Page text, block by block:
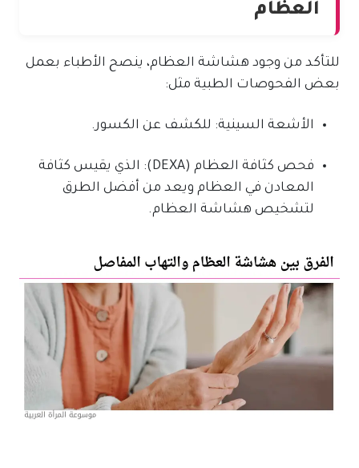
العظام
للتأكد من وجود هشاشة العظام، ينصح الأطباء بعمل
بعض الفحوصات الطبية مثل:
الأشعة السينية: للكشف عن الكسور.
فحص كثافة العظام (DEXA): الذي يقيس كثافة
المعادن في العظام ويعد من أفضل الطرق
لتشخيص هشاشة العظام.